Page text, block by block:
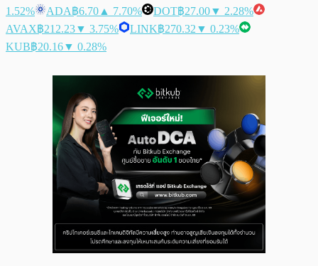
1.52%
ADA฿6.70 ▲ 7.70% DOT฿27.00▼ 2.28%
AVAX฿212.23▼ 3.75% LINK฿270.32 ▼ 0.23%
KUB฿20.16▼ 0.28%